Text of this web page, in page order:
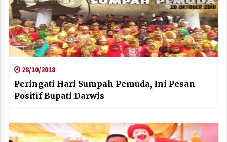
28/10/2018
Peringati Hari Sumpah Pemuda, Ini Pesan
Positif Bupati Darwis